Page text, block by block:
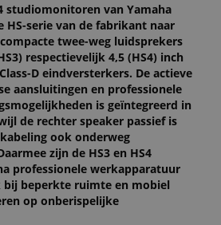
studiomonitoren van Yamaha
HS-serie van de fabrikant naar
twee-weg luidsprekers
respectievelijk 4,5 (HS4) inch
D eindversterkers. De actieve
aansluitingen en professionele
is geïntegreerd in
de rechter speaker passief is
ook onderweg
zijn de HS3 en HS4
professionele werkapparatuur
bij beperkte ruimte en mobiel
op onberispelijke